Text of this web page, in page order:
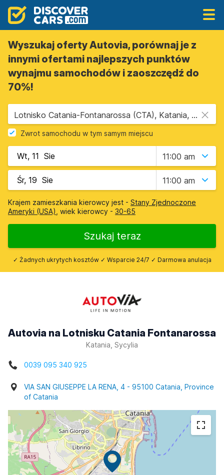
Wyszukaj oferty Autovia, porównaj je z
innymi ofertami najlepszych punktów
wynajmu samochodów i zaoszczędź do
70%!
Lotnisko Catania-Fontanarossa (CTA), Katania, Sycylia
Zwrot samochodu w tym samym miejscu
11:00 am
11:00 am
Krajem zamieszkania kierowcy jest - Stany Zjednoczone
Ameryki (USA) , wiek kierowcy - 30-65
Szukaj teraz
✓ Żadnych ukrytych kosztów ✓ Wsparcie 24/7 ✓ Darmowa anulacja
Autovia na Lotnisku Catania Fontanarossa
Katania, Sycylia
0039 095 340 925
VIA SAN GIUSEPPE LA RENA, 4 - 95100 Catania, Province
of Catania